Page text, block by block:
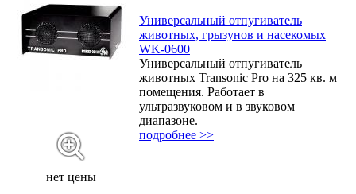
нет цены
Универсальный отпугиватель
животных, грызунов и насекомых
WK-0600
Универсальный отпугиватель
животных Transonic Pro на 325 кв. м
помещения. Работает в
ультразвуковом и в звуковом
диапазоне.
подробнее >>